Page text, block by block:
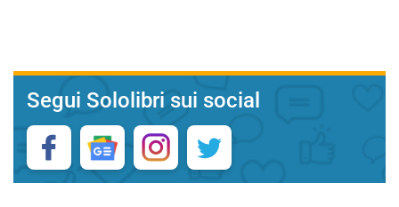
Segui Sololibri sui social